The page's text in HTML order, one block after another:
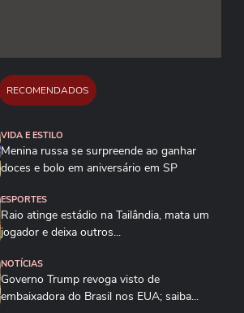
RECOMENDADOS
VIDA E ESTILO
Menina russa se surpreende ao ganhar
doces e bolo em aniversário em SP
ESPORTES
Raio atinge estádio na Tailândia, mata um
jogador e deixa outros...
NOTÍCIAS
Governo Trump revoga visto de
embaixadora do Brasil nos EUA; saiba...